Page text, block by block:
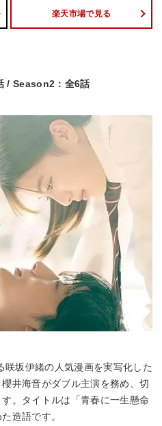
楽天市場で見る
/ Season2：全6話
咲坂伊緒の人気漫画を実写化した
井海音がダブル主演を務め、切
。タイトルは「青春に一生懸命
造語です。